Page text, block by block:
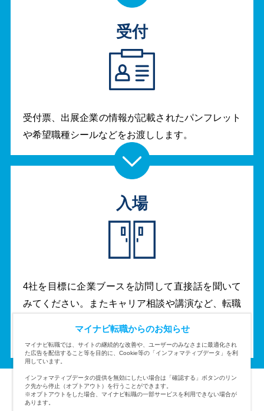
受付
受付票、出展企業の情報が記載されたパンフレット
や希望職種シールなどをお渡しします。
入場
4社を目標に企業ブースを訪問して直接話を聞いて
みてください。またキャリア相談や講演など、転職
マイナビ転職からのお知らせ
マイナビ転職では、サイトの継続的な改善や、ユーザーのみなさまに最適化され
た広告を配信すること等を目的に、Cookie等の「インフォマティブデータ」を利
用しています。
インフォマティブデータの提供を無効にしたい場合は「確認する」ボタンのリン
ク先から停止（オプトアウト）を行うことができます。
※オプトアウトをした場合、マイナビ転職の一部サービスを利用できない場合が
あります。